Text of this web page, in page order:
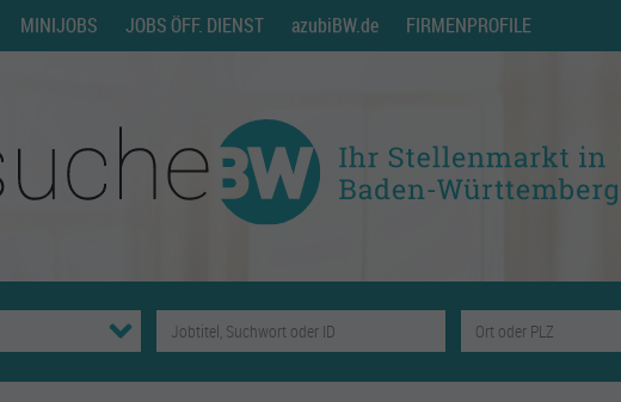
MINIJOBS JOBS ÖFF. DIENST azubiBW.de FIRMENPROFILE